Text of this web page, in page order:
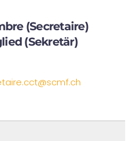
(Secretaire)
(Sekretär)